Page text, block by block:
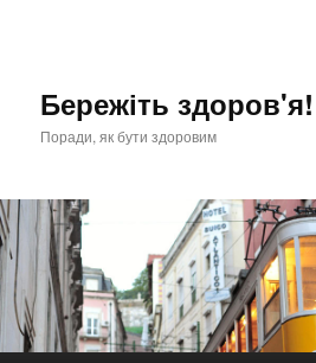
Бережіть здоров'я!
Поради, як бути здоровим